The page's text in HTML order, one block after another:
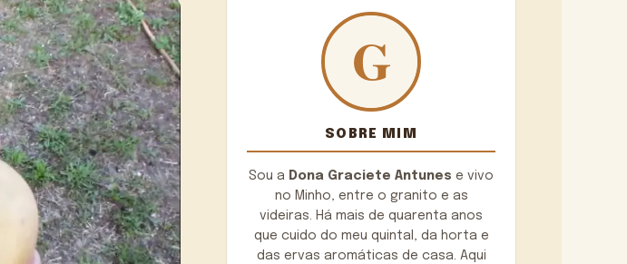
SOBRE MIM
Sou a Dona Graciete Antunes e vivo
no Minho, entre o granito e as
videiras. Há mais de quarenta anos
que cuido do meu quintal, da horta e
das ervas aromáticas de casa. Aqui